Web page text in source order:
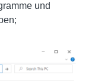
und